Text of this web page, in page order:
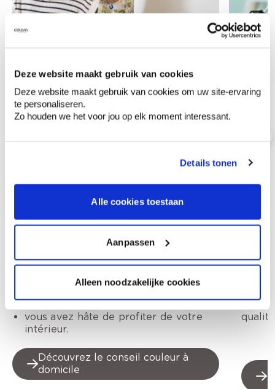
Deze website maakt gebruik van cookies
Deze website maakt gebruik van cookies om uw site-ervaring
te personaliseren.
Zo houden we het voor jou op elk moment interessant.
Details tonen
Alle cookies toestaan
Aanpassen
Alleen noodzakelijke cookies
Un conseil couleurs à domicile est faite
vous cherchez de l'aide pour choisir
vous voulez être rassuré par un
vous voulez être guidé du début à la
fin.
vous avez hâte de profiter de votre
intérieur.
Découvrez le conseil couleur à
domicile
qui
qui